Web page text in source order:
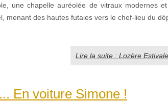
une chapelle auréolée de vitraux modernes
menant des hautes futaies vers le chef-lieu du
Lire la suite : Lozère
En voiture Simone !